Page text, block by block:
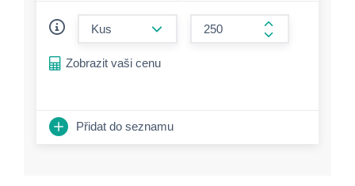
form.increase-
Zobrazit vaši cenu
Přidat do seznamu